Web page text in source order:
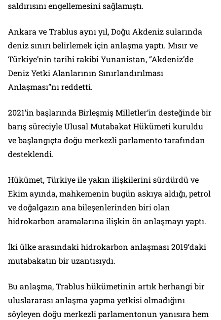
saldırısını engellemesini sağlamıştı.
Ankara ve Trablus aynı yıl, Doğu Akdeniz sularında
deniz sınırı belirlemek için anlaşma yaptı. Mısır ve
Türkiye’nin tarihi rakibi Yunanistan, “Akdeniz’de
Deniz Yetki Alanlarının Sınırlandırılması
Anlaşması”nı reddetti.
2021’in başlarında Birleşmiş Milletler’in desteğinde bir
barış süreciyle Ulusal Mutabakat Hükümeti kuruldu
ve başlangıçta doğu merkezli parlamento tarafından
desteklendi.
Hükümet, Türkiye ile yakın ilişkilerini sürdürdü ve
Ekim ayında, mahkemenin bugün askıya aldığı, petrol
ve doğalgazın ana bileşenlerinden biri olan
hidrokarbon aramalarına ilişkin ön anlaşmayı yaptı.
İki ülke arasındaki hidrokarbon anlaşması 2019’daki
mutabakatın bir uzantısıydı.
Bu anlaşma, Trablus hükümetinin artık herhangi bir
uluslararası anlaşma yapma yetkisi olmadığını
söyleyen doğu merkezli parlamentonun yanısıra hem